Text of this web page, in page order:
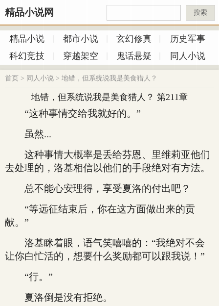
精品小说网 搜索
精品小说 都市小说 玄幻修真
历史军事
科幻竞技
穿越架空 鬼话悬疑 同人小说
首页 > 同人小说 > 地错，但系统说我是美食猎人？
地错，但系统说我是美食猎人？ 第211章
“这种事情交给我就好的。”
虽然...
这种事情大概率是丢给芬恩、里维莉亚他们
去处理的，洛基相信以他们的手段绝对有方法。
总不能心安理得，享受夏洛的付出吧？
“等远征结束后，你在这方面做出来的贡
献。”
洛基眯着眼，语气笑嘻嘻的：“我绝对不会
让你白忙活的，想要什么奖励都可以跟我说！”
“行。”
夏洛倒是没有拒绝。